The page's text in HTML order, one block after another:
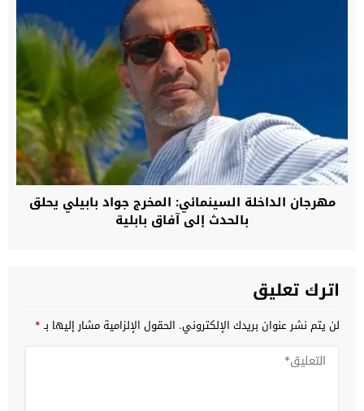
مهرجان الداخلة السينمائي: المخرج جواد بابيلي يحلق
بالحدث إلى آفاق بابلية
اترك تعليق
لن يتم نشر عنوان بريدك الإلكتروني. الحقول الإلزامية مشار إليها بـ*